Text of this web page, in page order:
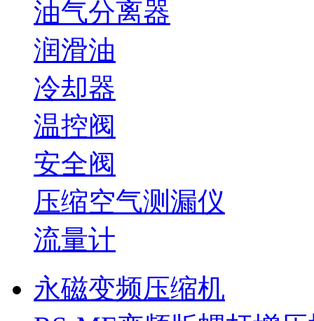
油气分离器
润滑油
冷却器
温控阀
安全阀
压缩空气测漏仪
流量计
永磁变频压缩机